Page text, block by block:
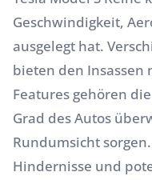
Geschwindigkeit,
ausgelegt hat.
bieten den Insassen
Features gehören die
Grad des Autos
Rundumsicht
Hindernisse und